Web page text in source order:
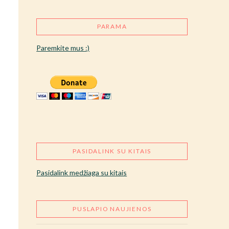
PARAMA
Paremkite mus :)
PASIDALINK SU KITAIS
Pasidalink medžiaga su kitais
PUSLAPIO NAUJIENOS